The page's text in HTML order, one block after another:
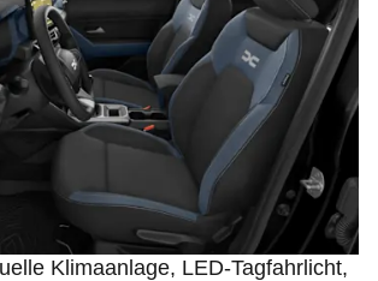
Klimaanlage, LED-Tagfahrlicht,